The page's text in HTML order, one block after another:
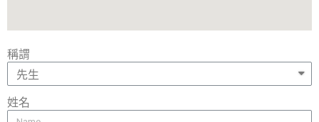
稱謂
姓名